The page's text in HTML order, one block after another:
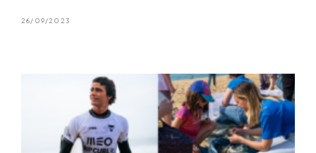
26/09/2023